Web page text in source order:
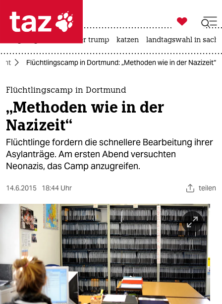
 taz zahl ich
taz zahl ich
themen
politik
öko
gesellschaft
sport
berlin
nord
wahrheit
verlag

taz zahl ich
usa unter trump katzen landtagswahl in
Flüchtlingscamp in Dortmund: „Methoden wie in der Nazizeit“
Flüchtlingscamp in Dortmund
„Methoden wie in der
Nazizeit“
Flüchtlinge fordern die schnellere Bearbeitung ihrer
Asylanträge. Am ersten Abend versuchten
Neonazis, das Camp anzugreifen.
14.6.2015 18:44 Uhr teilen